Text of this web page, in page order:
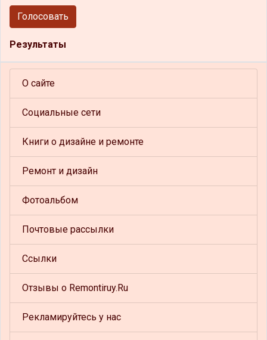
Голосовать
Результаты
О сайте
Социальные сети
Книги о дизайне и ремонте
Ремонт и дизайн
Фотоальбом
Почтовые рассылки
Ссылки
Отзывы о Remontiruy.Ru
Рекламируйтесь у нас